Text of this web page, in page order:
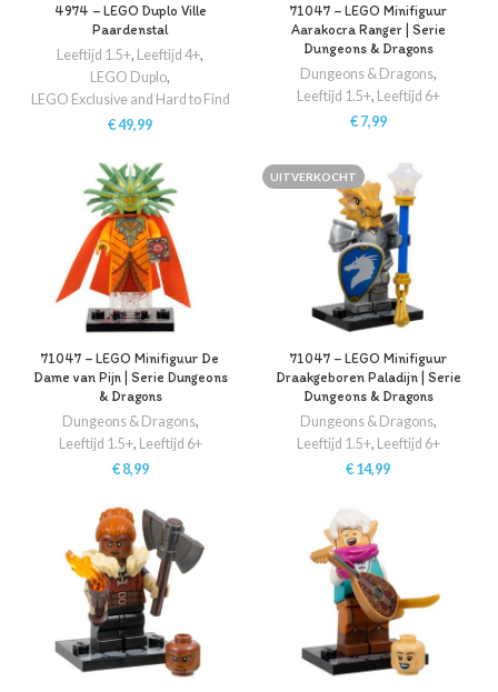
4974 – LEGO Duplo Ville
Paardenstal
Leeftijd 1.5+, Leeftijd 4+,
LEGO Duplo,
LEGO Exclusive and Hard to Find
€49,99
71047 – LEGO Minifiguur
Aarakocra Ranger | Serie
Dungeons & Dragons
Dungeons & Dragons,
Leeftijd 1.5+, Leeftijd 6+
€7,99
71047 – LEGO Minifiguur De
Dame van Pijn | Serie Dungeons
& Dragons
Dungeons & Dragons,
Leeftijd 1.5+,
Leeftijd 6+
€8,99
UITVERKOCHT
71047 – LEGO Minifiguur
Draakgeboren Paladijn | Serie
Dungeons & Dragons
Dungeons & Dragons,
Leeftijd 1.5+,
Leeftijd 6+
€ 14,99